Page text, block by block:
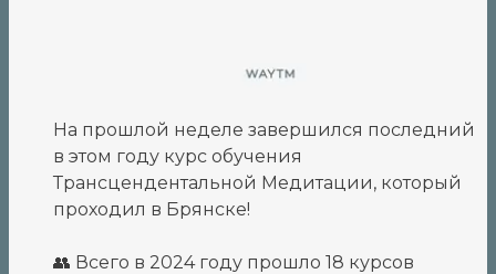
На прошлой неделе завершился последний
в этом году курс обучения
Трансцендентальной Медитации, который
проходил в Брянске!
👥 Всего в 2024 году прошло 18 курсов